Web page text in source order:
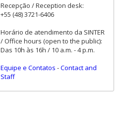
Recepção / Reception desk:
+55 (48) 3721-6406
Horário de atendimento da SINTER
/ Office hours (open to the public):
Das 10h às 16h / 10 a.m. - 4 p.m.
Equipe e Contatos -Contact and
Staff